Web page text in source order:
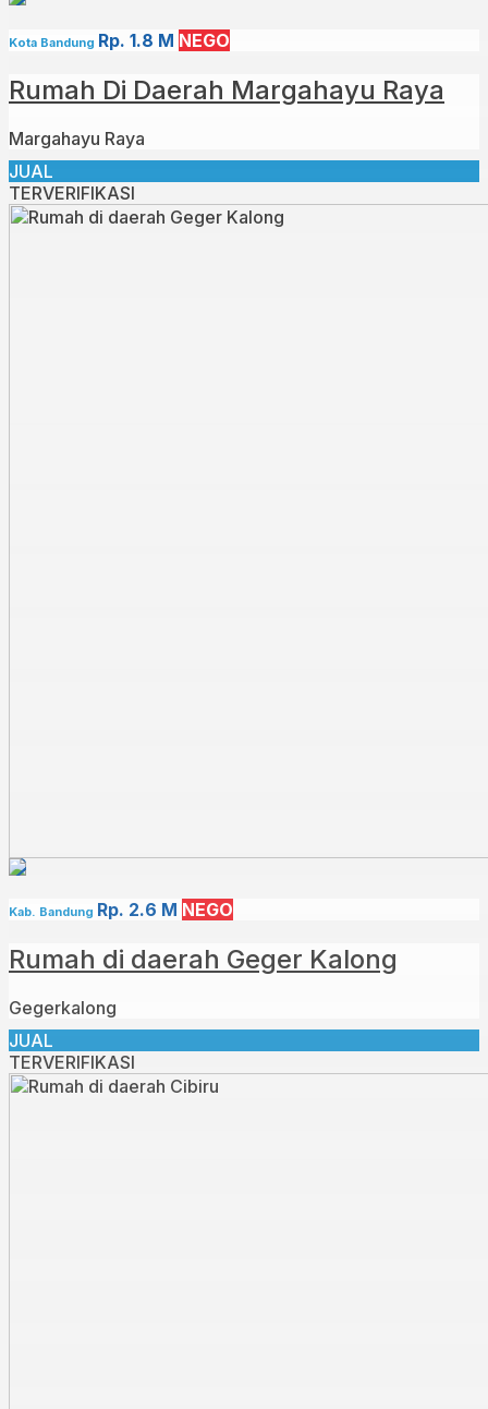
Kota Bandung Rp. 1.8 M NEGO
Rumah Di Daerah Margahayu Raya
Margahayu Raya
JUAL
TERVERIFIKASI
Kab. Bandung Rp. 2.6 M NEGO
Rumah di daerah Geger Kalong
Gegerkalong
JUAL
TERVERIFIKASI